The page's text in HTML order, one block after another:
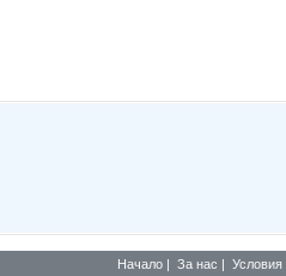
Начало | За нас | Условия